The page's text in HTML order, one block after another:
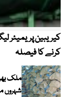
کرنے کا فیصلہ
ملک
شہروں میں 20 کلو تھیلا 100